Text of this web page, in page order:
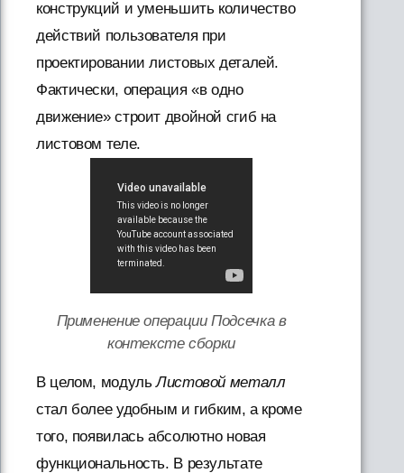
конструкций и уменьшить количество
действий пользователя при
проектировании листовых деталей.
Фактически, операция «в одно
движение» строит двойной сгиб на
листовом теле.
Применение операции Подсечка в
контексте сборки
В целом, модульЛистовой металл
стал более удобным и гибким, а кроме
того, появилась абсолютно новая
функциональность. В результате